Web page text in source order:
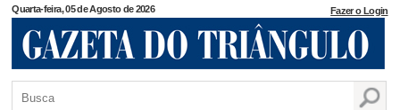
Quarta-feira, 05 de Agosto de 2026 Fazer o Login